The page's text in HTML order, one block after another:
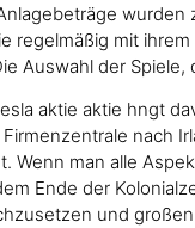
regelmäßig mit
Auswahl der
aktie aktie hngt
nach
Wenn man alle
Ende der
und